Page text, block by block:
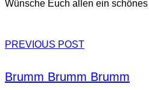
Wünsche Euch allen ein
PREVIOUS POST
Brumm Brumm Brumm